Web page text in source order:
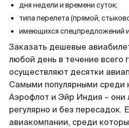
дня недели и времени суток;
типа перелета (прямой,
имеющихся спецпредложений
Заказать дешевые
любой день в течение всего
осуществляют десятки
Самыми популярными среди
Аэрофлот и Эйр Индия – они
регулярно и без пересадок.
авиакомпании, среди